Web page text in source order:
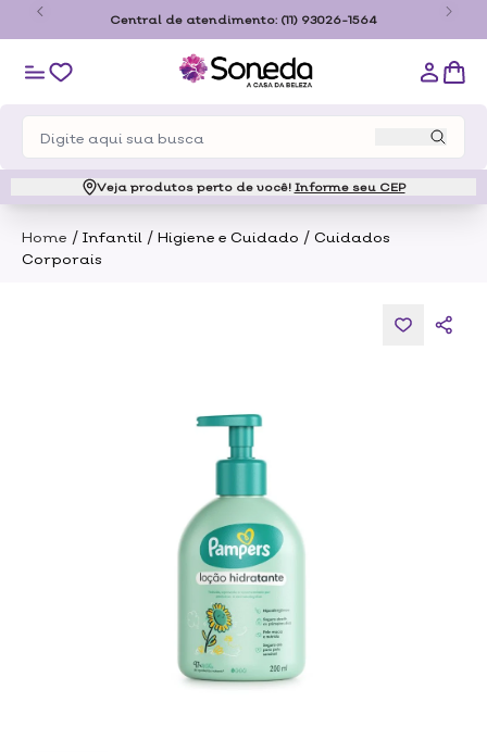
Central de atendimento: (11) 93026-1564
Veja produtos perto de você! Informe seu CEP
Home / Infantil / Higiene e Cuidado / Cuidados
Corporais